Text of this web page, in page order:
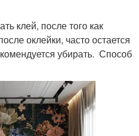
клей, после того как
оклейки, часто остается
убирать. Способ